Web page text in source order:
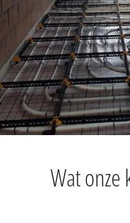
Wat onze